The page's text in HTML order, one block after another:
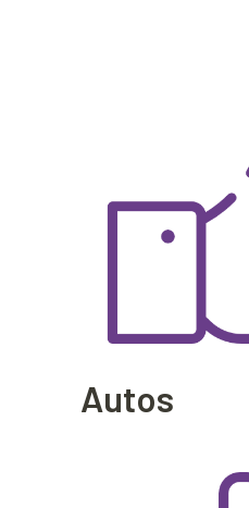
Autos